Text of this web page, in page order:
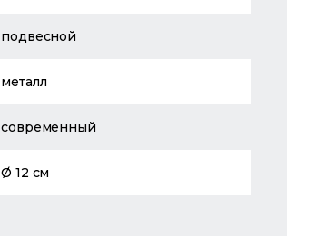
подвесной
металл
современный
Ø 12 см